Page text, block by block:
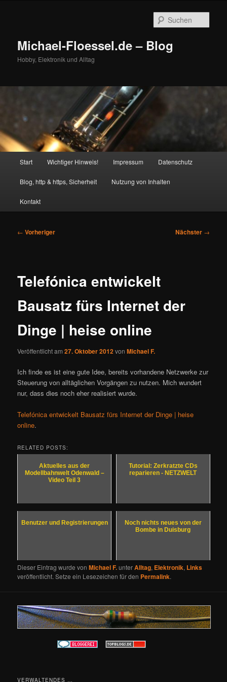
Michael-Floessel.de – Blog
Hobby, Elektronik und Alltag
Start Wichtiger Hinweis! Impressum Datenschutz
Blog, http & https, Sicherheit Nutzung von Inhalten
Kontakt
Beitragsnavigation
← Vorheriger Nächster →
Telefónica entwickelt
Bausatz fürs Internet der
Dinge | heise online
Veröffentlicht am27. Oktober 2012vonMichael F.
Ich finde es ist eine gute Idee, bereits vorhandene Netzwerke zur
Steuerung von alltäglichen Vorgängen zu nutzen. Mich wundert
nur, dass dies noch eher realisiert wurde.
Telefónica entwickelt Bausatz fürs Internet der Dinge | heise
online.
RELATED POSTS:
Aktuelles aus der
Modellbahnwelt Odenwald –
Video Teil 3
Tutorial: Zerkratzte CDs
reparieren - NETZWELT
Benutzer und Registrierungen
Noch nichts neues von der
Bombe in Duisburg
Dieser Eintrag wurde vonMichael F.unterAlltag, Elektronik, Links
veröffentlicht. Setze ein Lesezeichen für den Permalink.
VERWALTENDES …